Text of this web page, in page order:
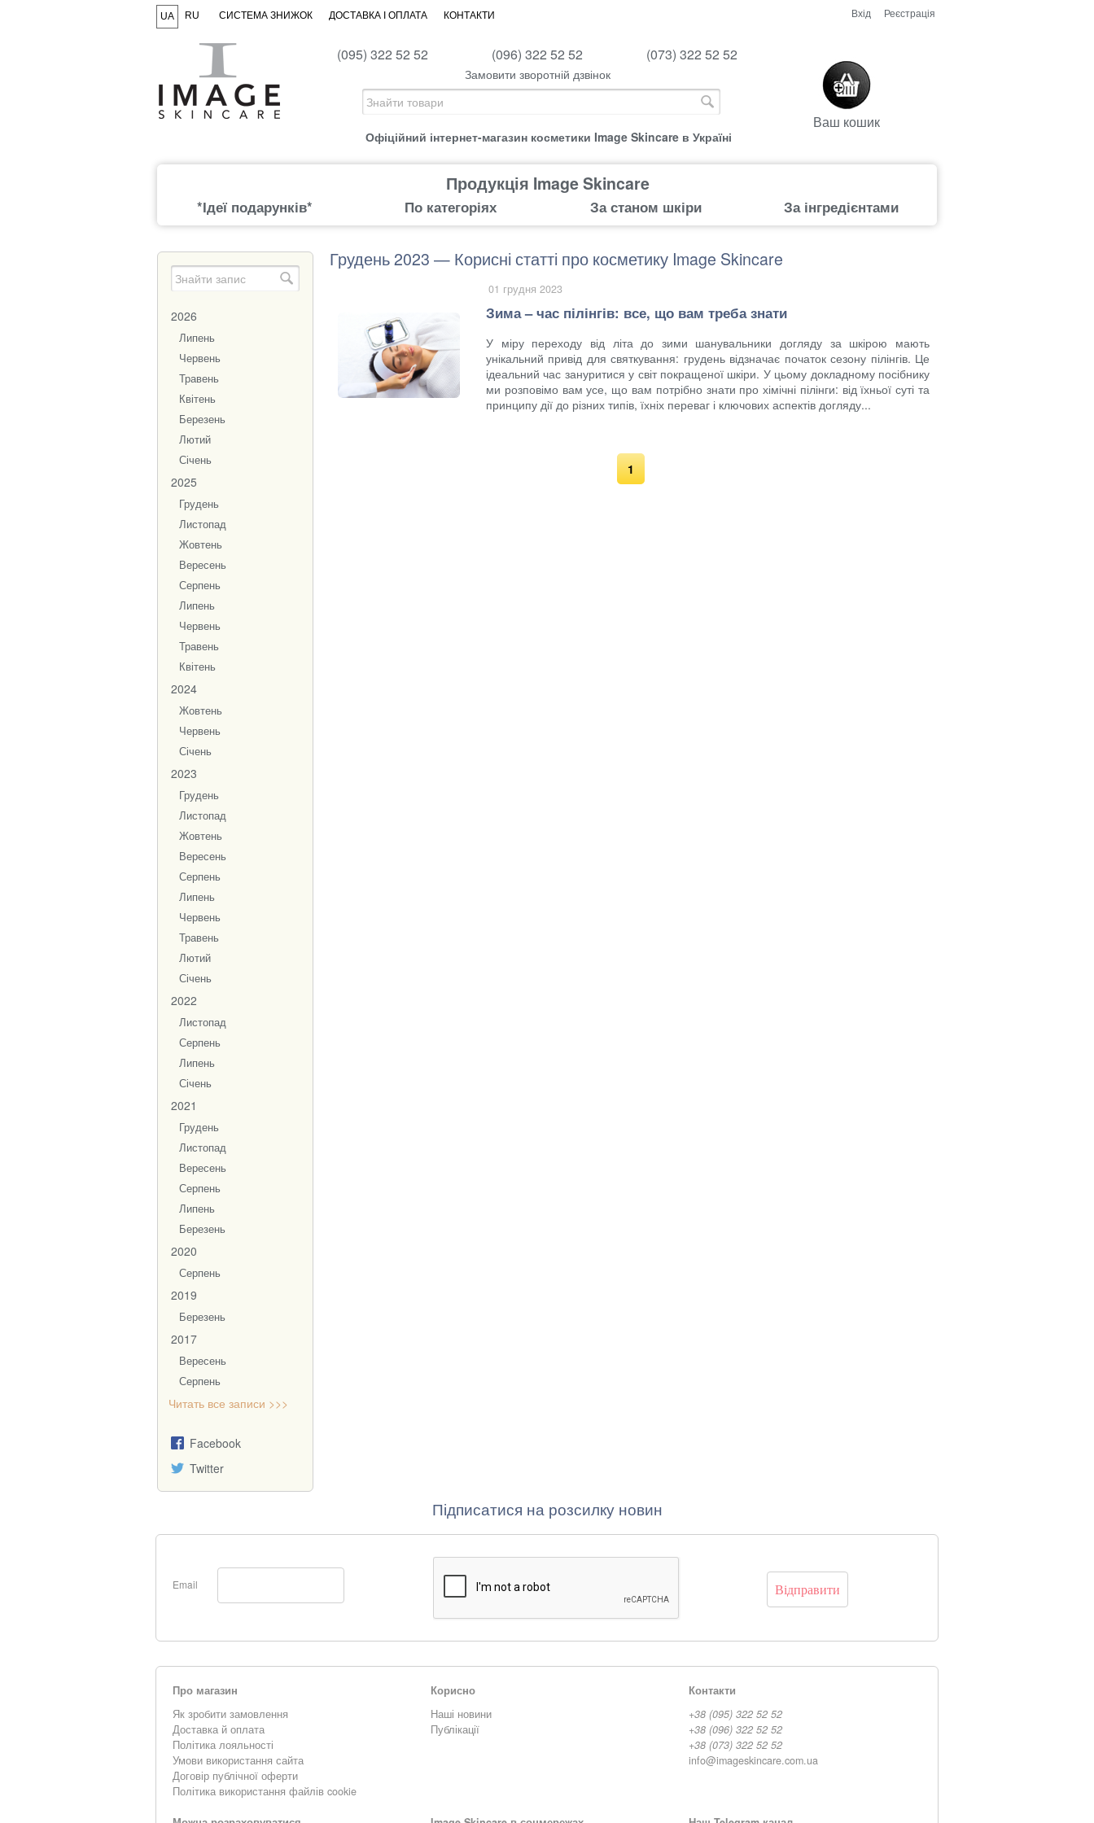
UA RU СИСТЕМА ЗНИЖОК ДОСТАВКА І ОПЛАТА КОНТАКТИ Вхід Реєстрація
Офіційний інтернет-магазин косметики Image Skincare в Україні
(095) 322 52 52 (096) 322 52 52 (073) 322 52 52
Замовити зворотній дзвінок
Ваш кошик
Продукція Image Skincare
*Ідеї подарунків* По категоріях За станом шкіри За інгредієнтами
2026
Липень
Червень
Травень
Квітень
Березень
Лютий
Січень
2025
Грудень
Листопад
Жовтень
Вересень
Серпень
Липень
Червень
Травень
Квітень
2024
Жовтень
Червень
Січень
2023
Грудень
Листопад
Жовтень
Вересень
Серпень
Липень
Червень
Травень
Лютий
Січень
2022
Листопад
Серпень
Липень
Січень
2021
Грудень
Листопад
Вересень
Серпень
Липень
Березень
2020
Серпень
2019
Березень
2017
Вересень
Серпень
Читать все записи >>>
Facebook
Twitter
Грудень 2023 — Корисні статті про косметику Image Skincare
01 грудня 2023
Зима – час пілінгів: все, що вам треба знати
У міру переходу від літа до зими шанувальники догляду за шкірою мають
унікальний привід для святкування: грудень відзначає початок сезону пілінгів. Це
ідеальний час зануритися у світ покращеної шкіри. У цьому докладному посібнику
ми розповімо вам усе, що вам потрібно знати про хімічні пілінги: від їхньої суті та
принципу дії до різних типів, їхніх переваг і ключових аспектів догляду...
1
Підписатися на розсилку новин
Email
Про магазин
Як зробити замовлення
Доставка й оплата
Політика лояльності
Умови використання сайта
Договір публічної оферти
Політика використання файлів cookie
Корисно
Наші новини
Публікації
Контакти
+38 (095) 322 52 52
+38 (096) 322 52 52
+38 (073) 322 52 52
info@imageskincare.com.ua